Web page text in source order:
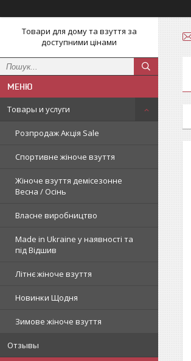
Товари для дому та взуття за
доступними цінами
Товары и услуги
Розпродаж Акція Sale
Спортивне жіноче взуття
Жіноче взуття демісезонне
Весна / Осінь
Власне виробництво
Made in Ukraine у наявності та
під Відшив
Літнє жіноче взуття
Новинки Щодня
Зимове жіноче взуття
Отзывы